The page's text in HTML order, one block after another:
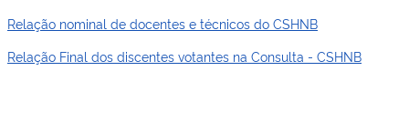
Relação nominal de docentes e técnicos do CSHNB
Relação Final dos discentes votantes na Consulta - CSHNB